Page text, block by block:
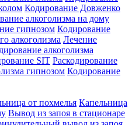
Кодирование Довженко
алкоголизма на дому
гипнозом Кодирование
алкоголизма Лечение
алкоголизма
SIT Раскодирование
гипнозом Кодирование
от похмелья Капельница
Вывод из запоя в стационаре